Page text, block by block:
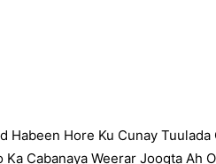
Habeen Hore Ku Cunay
Ka Cabanaya Weerar Joogta Ah